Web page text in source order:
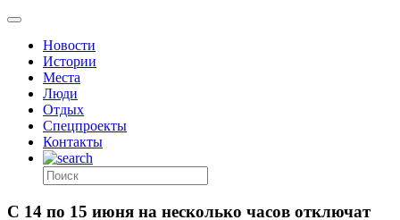
Новости
Истории
Места
Люди
Отдых
Спецпроекты
Контакты
С 14 по 15 июня на несколько часов отключат